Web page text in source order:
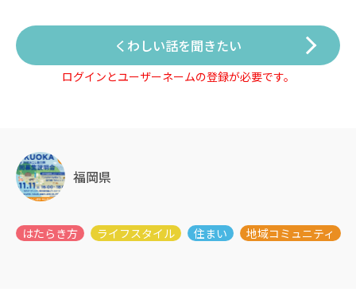
くわしい話を聞きたい
ログインとユーザーネームの登録が必要です。
福岡県